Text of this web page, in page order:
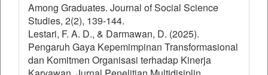
Among Graduates. Journal of Social Science
Studies, 2(2), 139-144.
Lestari, F. A. D., & Darmawan, D. (2025).
Pengaruh Gaya Kepemimpinan Transformasional
dan Komitmen Organisasi terhadap Kinerja